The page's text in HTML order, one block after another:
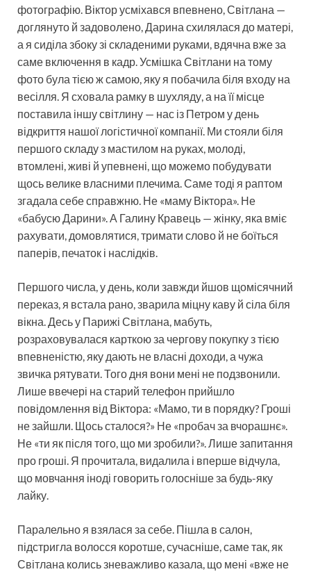
фотографію. Віктор усміхався впевнено, Світлана —
доглянуто й задоволено, Дарина схилялася до матері,
а я сиділа збоку зі складеними руками, вдячна вже за
саме включення в кадр. Усмішка Світлани на тому
фото була тією ж самою, яку я побачила біля входу на
весілля. Я сховала рамку в шухляду, а на її місце
поставила іншу світлину — нас із Петром у день
відкриття нашої логістичної компанії. Ми стояли біля
першого складу з мастилом на руках, молоді,
втомлені, живі й упевнені, що можемо побудувати
щось велике власними плечима. Саме тоді я раптом
згадала себе справжню. Не «маму Віктора». Не
«бабусю Дарини». А Галину Кравець — жінку, яка вміє
рахувати, домовлятися, тримати слово й не боїться
паперів, печаток і наслідків.
Першого числа, у день, коли завжди йшов щомісячний
переказ, я встала рано, зварила міцну каву й сіла біля
вікна. Десь у Парижі Світлана, мабуть,
розраховувалася карткою за чергову покупку з тією
впевненістю, яку дають не власні доходи, а чужа
звичка рятувати. Того дня вони мені не подзвонили.
Лише ввечері на старий телефон прийшло
повідомлення від Віктора: «Мамо, ти в порядку? Гроші
не зайшли. Щось сталося?» Не «пробач за вчорашнє».
Не «ти як після того, що ми зробили?». Лише запитання
про гроші. Я прочитала, видалила і вперше відчула,
що мовчання іноді говорить голосніше за будь-яку
лайку.
Паралельно я взялася за себе. Пішла в салон,
підстригла волосся коротше, сучасніше, саме так, як
Світлана колись зневажливо казала, що мені «вже не